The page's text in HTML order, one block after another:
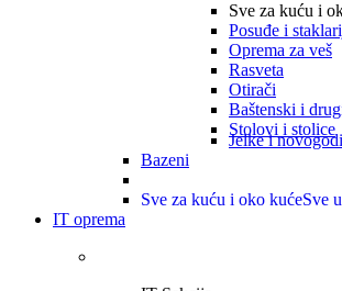
Sve za kuću i
Posuđe i
Oprema za veš
Rasveta
Otirači
Baštenski i
Stolovi i stolice
Jelke i
Bazeni
Sve za kuću i oko kućeSve
IT oprema